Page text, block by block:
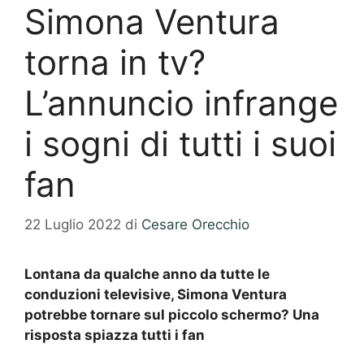
Simona Ventura
torna in tv?
L’annuncio infrange
i sogni di tutti i suoi
fan
22 Luglio 2022 di Cesare Orecchio
Lontana da qualche anno da tutte le
conduzioni televisive, Simona Ventura
potrebbe tornare sul piccolo schermo? Una
risposta spiazza tutti i fan